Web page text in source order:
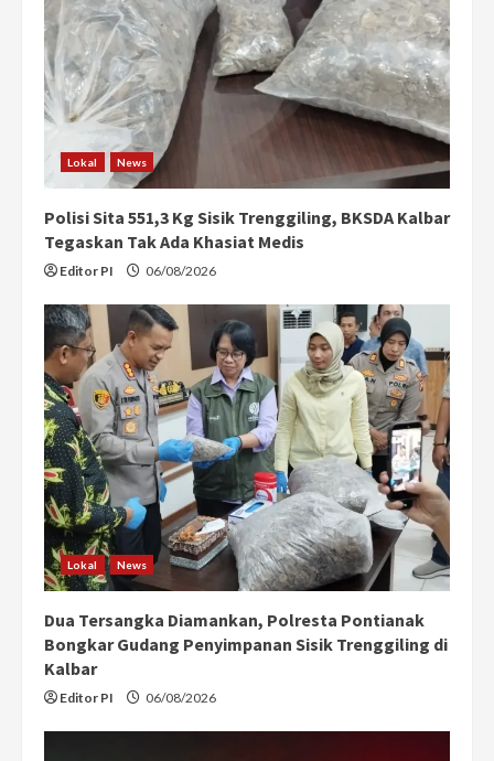
Lokal News
Polisi Sita 551,3 Kg Sisik Trenggiling, BKSDA Kalbar
Tegaskan Tak Ada Khasiat Medis
Editor PI 06/08/2026
Lokal News
Dua Tersangka Diamankan, Polresta Pontianak
Bongkar Gudang Penyimpanan Sisik Trenggiling di
Kalbar
Editor PI 06/08/2026